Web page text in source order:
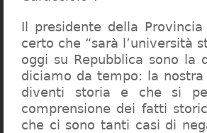
Il presidente della
certo che “sarà l’università
oggi su Repubblica sono la
diciamo da tempo: la
diventi storia e che si
comprensione dei fatti
che ci sono tanti casi di